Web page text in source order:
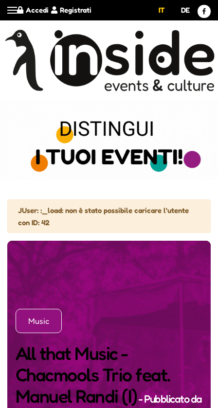
Registrati
Accedi IT DE
Attenzione
JUser: :_load: non è stato possibile caricare l'utente
con ID: 42
Music
All that Music -
Chacmools Trio feat.
Manuel Randi (I)- Pubblicato da